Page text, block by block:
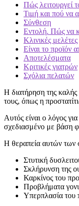
Πώς λειτουργεί
Τιμή και πού να
Σύνθεση
Εντολή. Πώς να
Κλινικές μελέτες
Είναι το προϊόν
Αποτελέσματα
Κριτικές γιατρών
Σχόλια πελατών
Η διατήρηση της
τους, όπως η
Αυτός είναι ο λόγος
σχεδιασμένο με βάση
Η θεραπεία αυτών των
Στυτική
Σκλήρυνση της
Καρκίνος του
Προβλήματα
Υπερπλασία του